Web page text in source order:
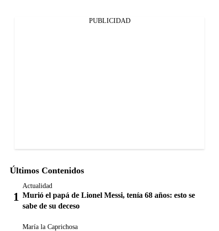
PUBLICIDAD
Últimos Contenidos
Actualidad
Murió el papá de Lionel Messi, tenía 68 años: esto se
sabe de su deceso
María la Caprichosa